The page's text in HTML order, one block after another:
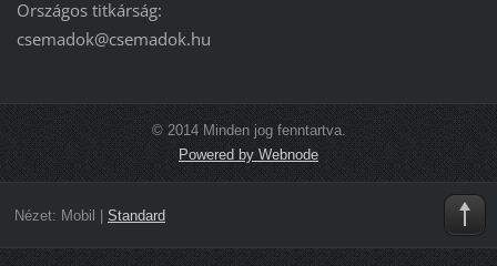
Országos titkárság:
csemadok@csemadok.hu
© 2014 Minden jog fenntartva.
Powered by Webnode
Nézet: Mobil Standard